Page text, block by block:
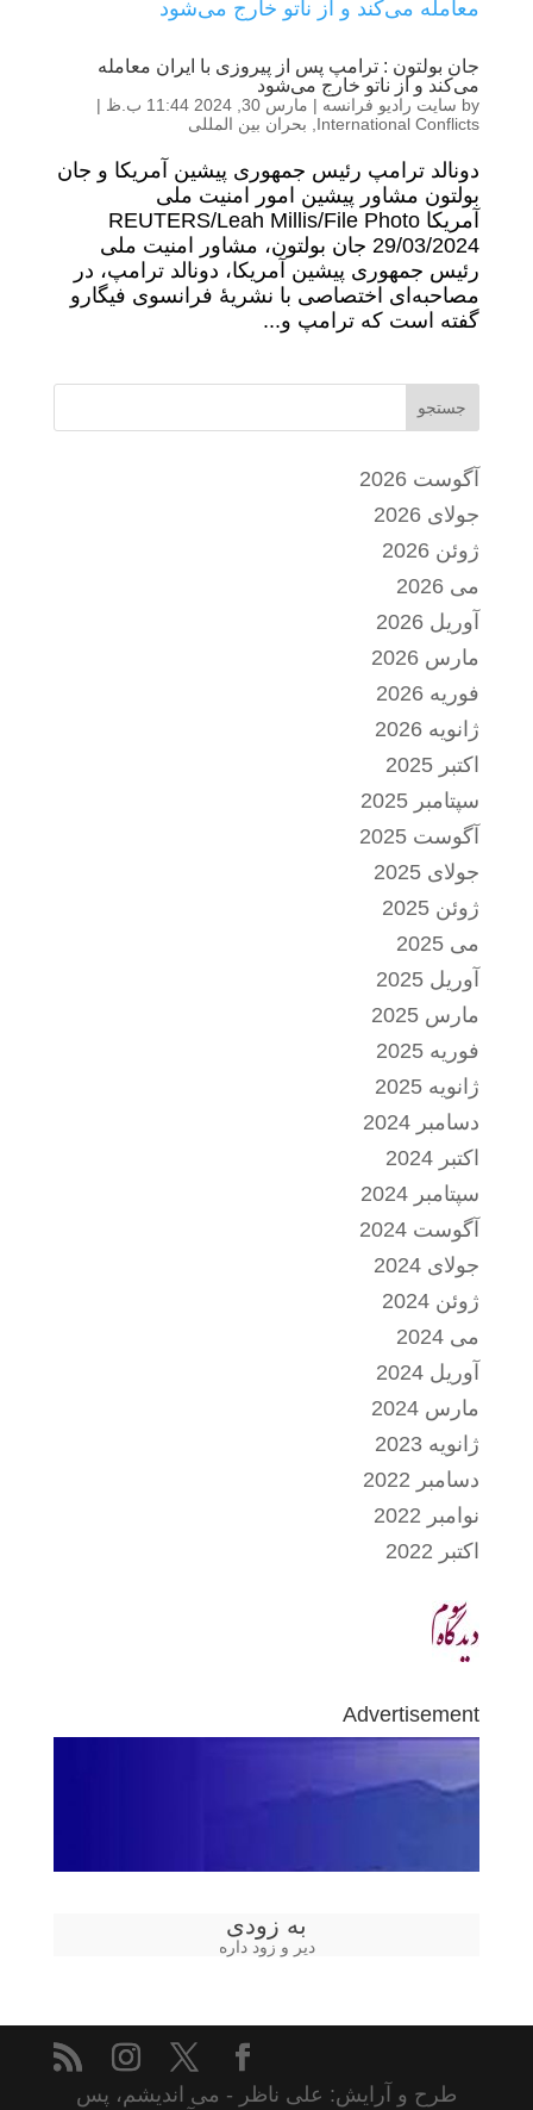
جان بولتون : ترامپ پس از پیروزی با ایران معامله
می‌کند و از ناتو خارج می‌شود
by سایت رادیو فرانسه | مارس 30, 2024 11:44 ب.ظ
|
International Conflicts
بحران بین المللی
دونالد ترامپ رئیس جمهوری پیشین آمریکا و جان
بولتون مشاور پیشین امور امنیت ملی
آمریکا REUTERS/Leah Millis/File Photo
29/03/2024 جان بولتون، مشاور امنیت ملی
رئیس جمهوری پیشین آمریکا، دونالد ترامپ، در
مصاحبه‌ای اختصاصی با نشریۀ فرانسوی فیگارو
گفته است که ترامپ و...
جستجو
آگوست 2026
جولای 2026
ژوئن 2026
می 2026
آوریل 2026
مارس 2026
فوریه 2026
ژانویه 2026
اکتبر 2025
سپتامبر 2025
آگوست 2025
جولای 2025
ژوئن 2025
می 2025
آوریل 2025
مارس 2025
فوریه 2025
ژانویه 2025
دسامبر 2024
اکتبر 2024
سپتامبر 2024
آگوست 2024
جولای 2024
ژوئن 2024
می 2024
آوریل 2024
مارس 2024
ژانویه 2023
دسامبر 2022
نوامبر 2022
اکتبر 2022
Advertisement
به زودی
دیر و زود داره
طرح و آرایش: علی ناظر - می اندیشم، پس